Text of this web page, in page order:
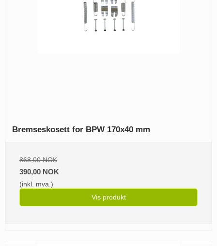
Bremseskosett for BPW 170x40 mm
868,00 NOK
390,00 NOK
(inkl. mva.)
Vis produkt